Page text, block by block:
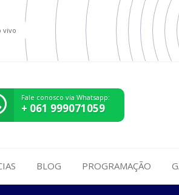
vivo
Fale conosco via Whatsapp:
+ 061 999071059
BLOG PROGRAMAÇÃO